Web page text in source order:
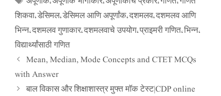
शिकवा, डेसिमल, डेसिमल आणि अपूर्णांक, दशमलव, दशमलव आणि
भिन्न, दशमलव गुणाकार, दशमलवाचे उपयोग, प्राइमरी गणित, भिन्न,
विद्यार्थ्यांसाठी गणित
Mean, Median, Mode Concepts and CTET MCQs
with Answer
बाल विकास और शिक्षाशास्त्र मुफ्त मॉक टेस्ट|CDP online